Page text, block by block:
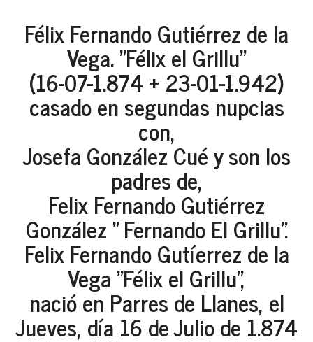
Félix Fernando Gutiérrez de la
Vega. "Félix el Grillu"
(16-07-1.874 + 23-01-1.942)
casado en segundas nupcias
con,
Josefa González Cué y son los
padres de,
Felix Fernando Gutiérrez
González " Fernando El Grillu".
Felix Fernando Gutíerrez de la
Vega "Félix el Grillu",
nació en Parres de Llanes, el
Jueves, día 16 de Julio de 1.874